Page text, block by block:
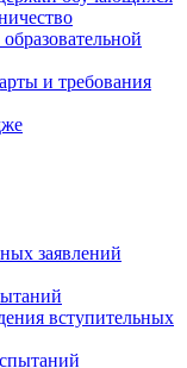
и требования
заявлений
вступительных